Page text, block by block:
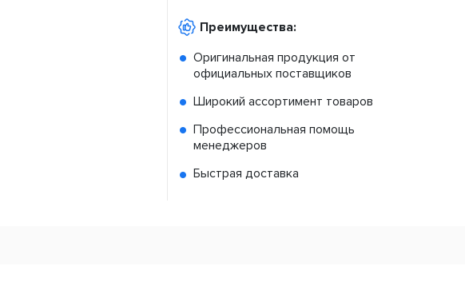
Преимущества:
Оригинальная продукция от
официальных поставщиков
Широкий ассортимент товаров
Профессиональная помощь
менеджеров
Быстрая доставка